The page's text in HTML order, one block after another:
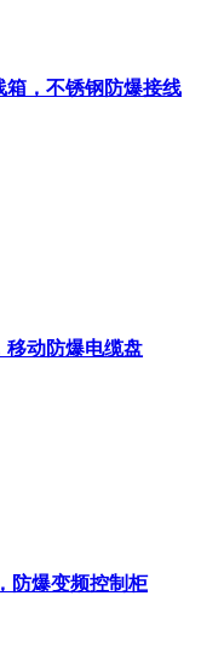
箱，不锈钢防爆接线
移动防爆电缆盘
防爆变频控制柜